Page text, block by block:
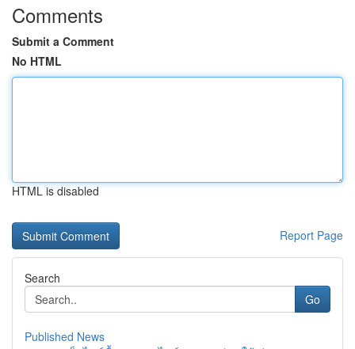
Comments
Submit a Comment
No HTML
HTML is disabled
Report Page
Search
Go
Published News